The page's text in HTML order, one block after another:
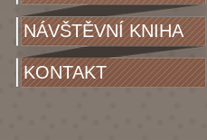
NÁVŠTĚVNÍ KNIHA
KONTAKT